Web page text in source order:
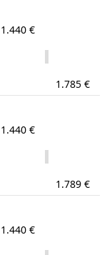
1.440 €
1.785 €
1.440 €
1.789 €
1.440 €